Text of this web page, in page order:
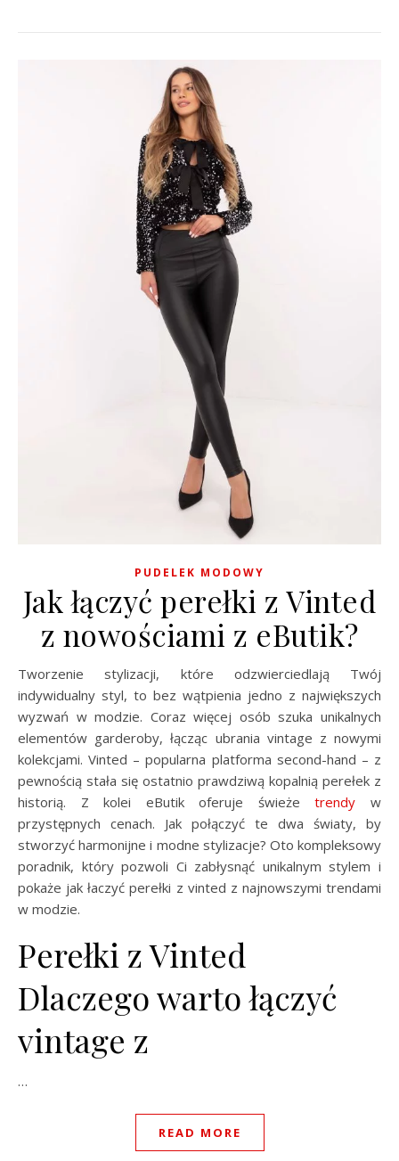
PUDELEK MODOWY
Jak łączyć perełki z Vinted
z nowościami z eButik?
Tworzenie stylizacji, które odzwierciedlają Twój
indywidualny styl, to bez wątpienia jedno z największych
wyzwań w modzie. Coraz więcej osób szuka unikalnych
elementów garderoby, łącząc ubrania vintage z nowymi
kolekcjami. Vinted – popularna platforma second-hand – z
pewnością stała się ostatnio prawdziwą kopalnią perełek z
historią. Z kolei eButik oferuje świeżetrendy w
przystępnych cenach. Jak połączyć te dwa światy, by
stworzyć harmonijne i modne stylizacje? Oto kompleksowy
poradnik, który pozwoli Ci zabłysnąć unikalnym stylem i
pokaże jak łaczyć perełki z vinted z najnowszymi trendami
w modzie.
Perełki z Vinted
Dlaczego warto łączyć
vintage z
…
READ MORE